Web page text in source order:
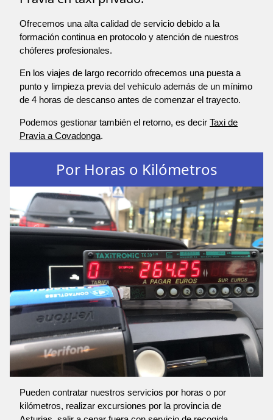
Ofrecemos una alta calidad de servicio debido a la
formación continua en protocolo y atención de nuestros
chóferes profesionales.
En los viajes de largo recorrido ofrecemos una puesta a
punto y limpieza previa del vehículo además de un mínimo
de 4 horas de descanso antes de comenzar el trayecto.
Podemos gestionar también el retorno, es decir Taxi de
Pravia a Covadonga.
Por Horas o Kilómetros
Pueden contratar nuestros servicios por horas o por
kilómetros, realizar excursiones por la provincia de